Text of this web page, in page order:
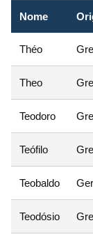
Nome
Théo
Theo
Teodoro
Teófilo
Teobaldo
Teodósio